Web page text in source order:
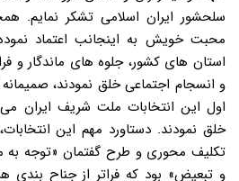
سلحشور ایران اسلامی تشکر نمایم.
محبت خویش به اینجانب اعتماد
استان های کشور، جلوه های ماندگار و
و انسجام اجتماعی خلق نمودند، صمیمانه
اول این انتخابات ملت شریف ایران
خلق نمودند. دستاورد مهم این
تکلیف محوری و طرح گفتمان «توجه به
و تبعیض» بود که فراتر از جناح بندی